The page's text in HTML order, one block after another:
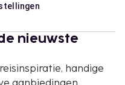
nieuwste
handige